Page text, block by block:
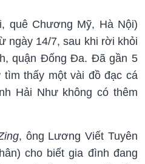
quê Chương Mỹ, Hà Nội)
ngày 14/7, sau khi rời khỏi
quận Đống Đa. Đã gần 5
thấy một vài đồ đạc cá
Hải Như không có thêm
, ông Lương Viết Tuyên
cho biết gia đình đang